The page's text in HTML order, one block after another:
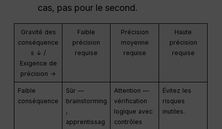
cas, pas pour le second.
Gravité des
conséquence
s ↓ /
Exigence de
précision →
Faible
précision
requise
Précision
moyenne
requise
Haute
précision
requise
Faible
conséquence
Sûr —
brainstorming
,
apprentissag
Attention —
vérification
logique avec
contrôles
Évitez les
risques
inutiles.